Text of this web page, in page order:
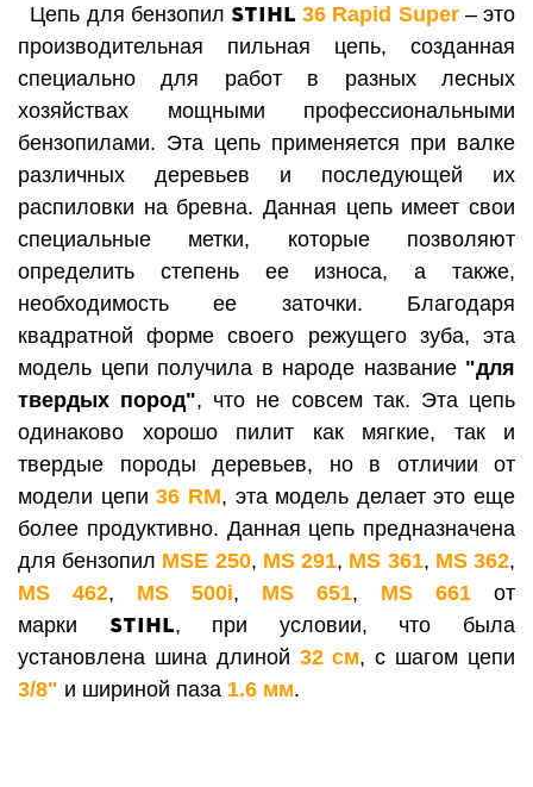
Цепь для бензопил STIHL 36 Rapid Super– это
производительная пильная цепь, созданная
специально для работ в разных лесных
хозяйствах мощными профессиональными
бензопилами. Эта цепь применяется при валке
различных деревьев и последующей их
распиловки на бревна. Данная цепь имеет свои
специальные метки, которые позволяют
определить степень ее износа, а также,
необходимость ее заточки. Благодаря
квадратной форме своего режущего зуба, эта
модель цепи получила в народе название "для
твердых пород", что не совсем так. Эта цепь
одинаково хорошо пилит как мягкие, так и
твердые породы деревьев, но в отличии от
модели цепи 36 RМ, эта модель делает это еще
более продуктивно. Данная цепь предназначена
для бензопил MSE 250, MS 291, MS 361, MS 362,
MS 462, MS 500i, MS 651, MS 661 от
марки STIHL, при условии, что была
установлена шина длиной 32 см, с шагом цепи
3/8" и шириной паза 1.6 мм.